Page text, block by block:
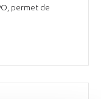
permet de